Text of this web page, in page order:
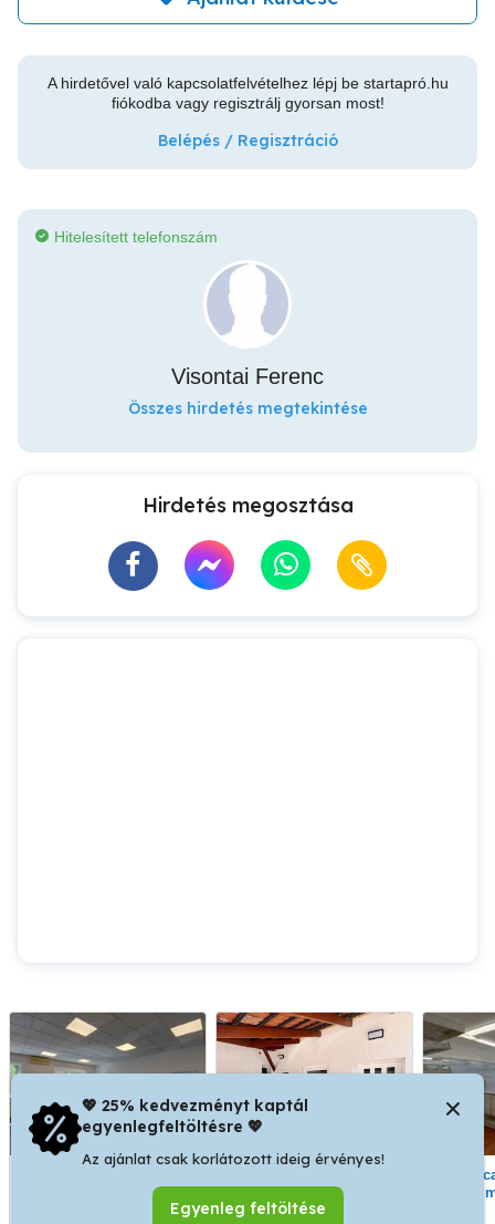
A hirdetővel való kapcsolatfelvételhez lépj be startapró.hu
fiókodba vagy regisztrálj gyorsan most!
Belépés / Regisztráció
Hitelesített telefonszám
Visontai Ferenc
Összes hirdetés megtekintése
Hirdetés megosztása
igényes iroda kiadó!
irodák kiadók!
💖 25% kedvezményt kaptál
egyenlegfeltöltésre 💖
Az ajánlat csak korlátozott ideig érvényes!
Egyenleg feltöltése